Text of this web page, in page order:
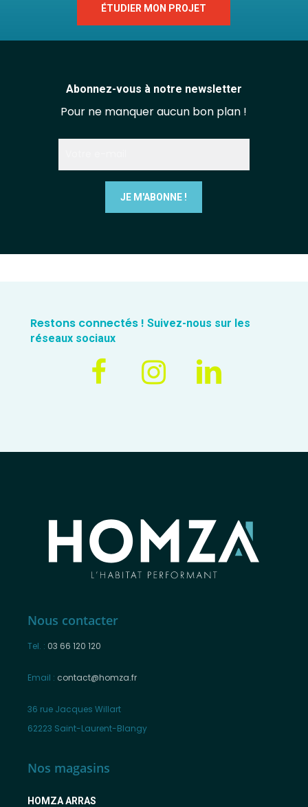
ÉTUDIER MON PROJET
Abonnez-vous à notre newsletter
Pour ne manquer aucun bon plan !
Restons connectés ! Suivez-nous sur les
réseaux sociaux
Nous contacter
Tel. : 03 66 120 120
Email : contact@homza.fr
36 rue Jacques Willart
62223 Saint-Laurent-Blangy
Nos magasins
HOMZA ARRAS